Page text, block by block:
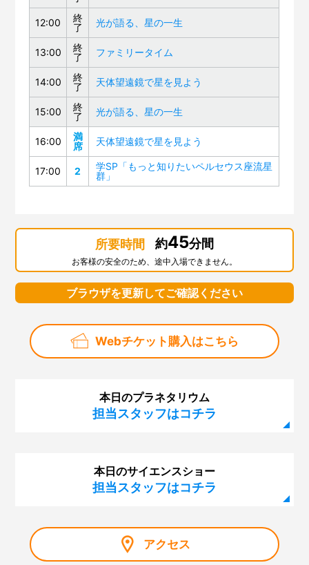
12:00
終
了
光が語る、星の一生
13:00
終
了
ファミリータイム
14:00
終
了
天体望遠鏡で星を見よう
15:00
終
了
光が語る、星の一生
16:00
満
席
天体望遠鏡で星を見よう
17:00 2
学SP「もっと知りたいペルセウス座流星
群」
所要時間 約45分間
お客様の安全のため、途中入場できません。
ブラウザを更新してご確認ください
Webチケット購入はこちら
本日のプラネタリウム
担当スタッフはコチラ
本日のサイエンスショー
担当スタッフはコチラ
アクセス